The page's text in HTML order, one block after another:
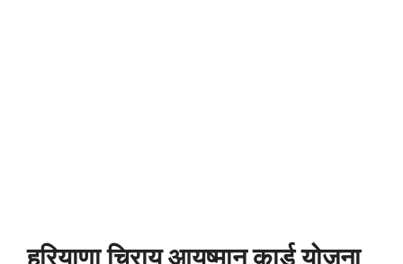
हरियाणा चिरायु आयुष्मान कार्ड योजना